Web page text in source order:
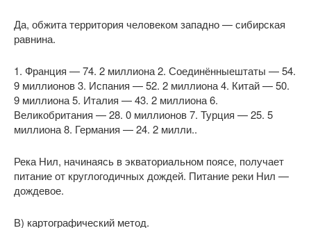
Да, обжита территория человеком западно — сибирская
равнина.
1. Франция — 74. 2 миллиона 2. Соединённыештаты — 54.
9 миллионов 3. Испания — 52. 2 миллиона 4. Китай — 50.
9 миллиона 5. Италия — 43. 2 миллиона 6.
Великобритания — 28. 0 миллионов 7. Турция — 25. 5
миллиона 8. Германия — 24. 2 милли..
Река Нил, начинаясь в экваториальном поясе, получает
питание от круглогодичных дождей. Питание реки Нил —
дождевое.
В) картографический метод.